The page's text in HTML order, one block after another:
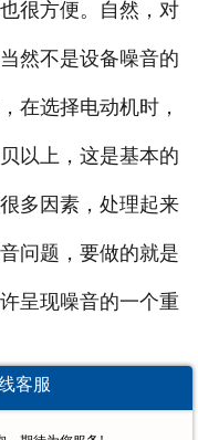
很方便。自然，对
然不是设备噪音的
在选择电动机时，
以上，这是基本的
多因素，处理起来
问题，要做的就是
呈现噪音的一个重
客服